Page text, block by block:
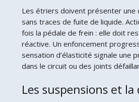
Les étriers doivent présenter une
sans traces de fuite de liquide.
fois la pédale de frein : elle doit
réactive. Un enfoncement
sensation d’élasticité signale une
dans le circuit ou des joints
Les suspensions et